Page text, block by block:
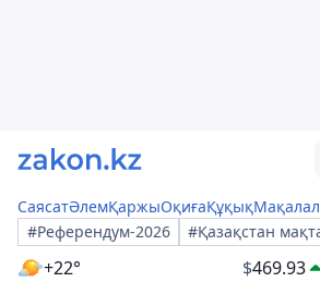
СаясатӘлемҚаржыОқиғаҚұқық
#Референдум-2026
#Қазақстан
+22° $469.93